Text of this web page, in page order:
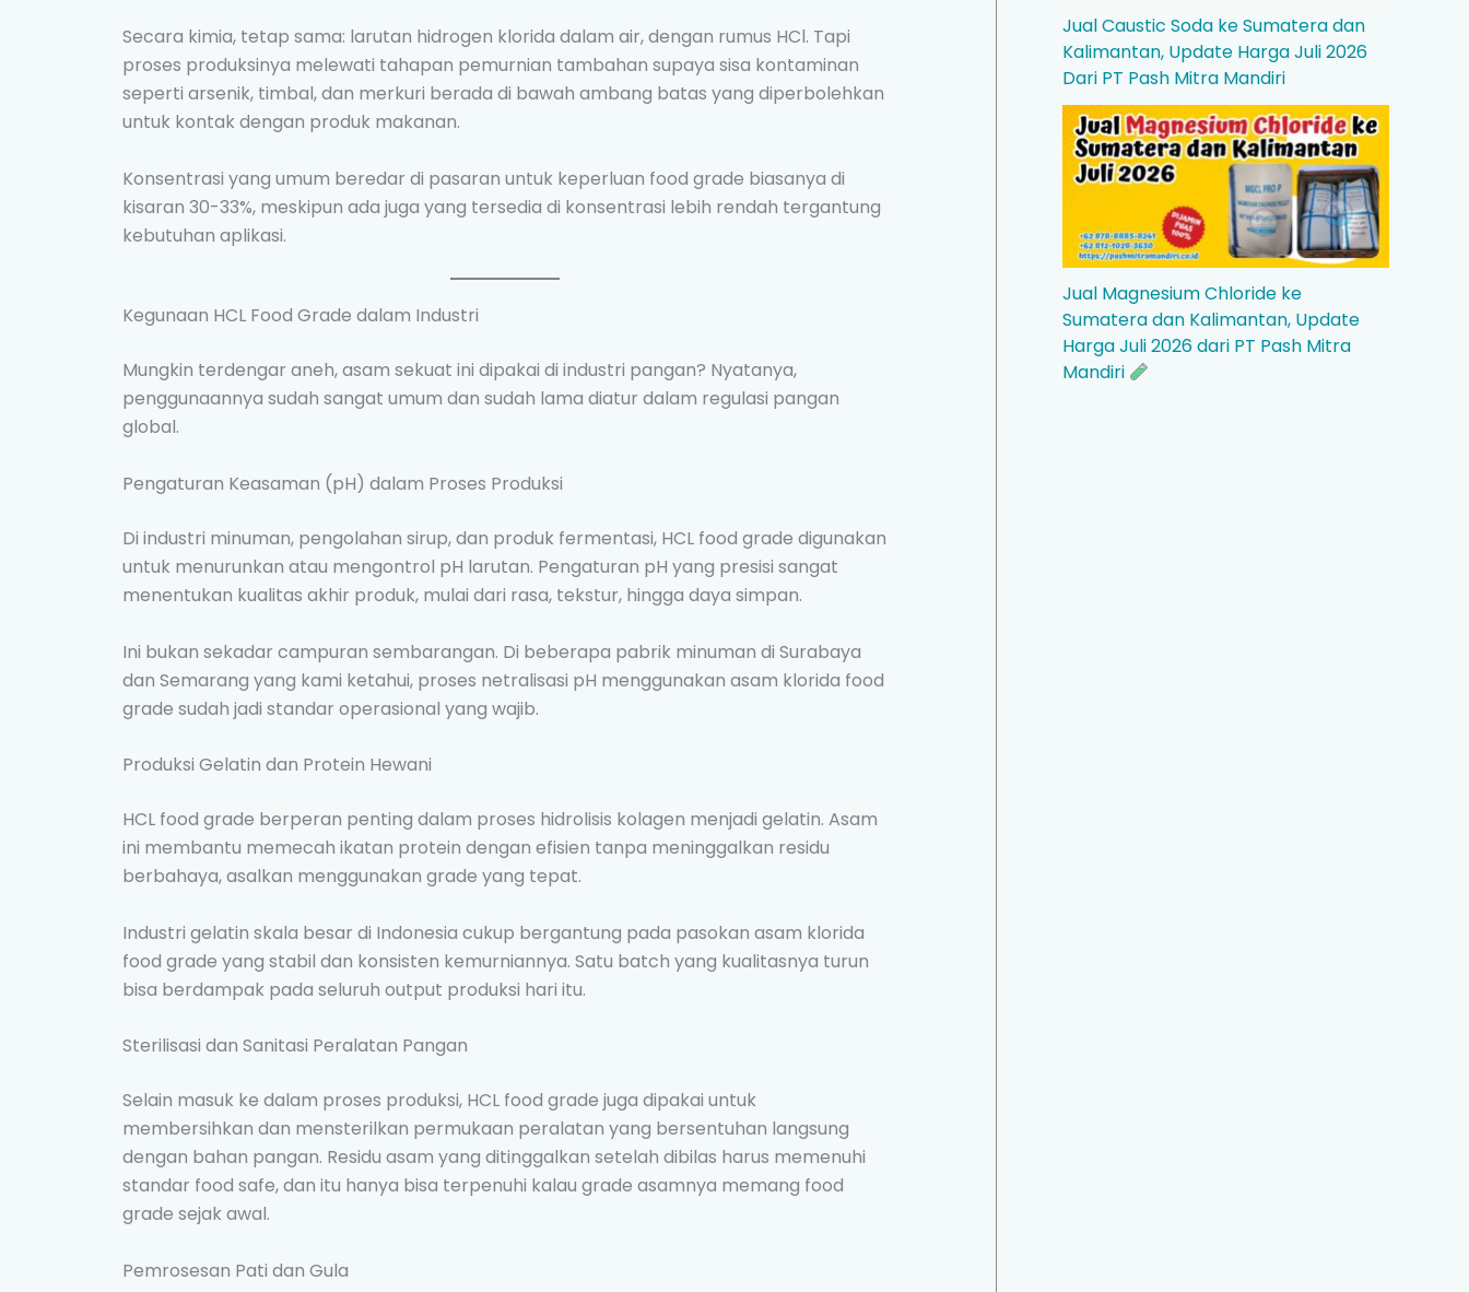
Secara kimia, tetap sama: larutan hidrogen klorida dalam air, dengan rumus HCl. Tapi
proses produksinya melewati tahapan pemurnian tambahan supaya sisa kontaminan
seperti arsenik, timbal, dan merkuri berada di bawah ambang batas yang diperbolehkan
untuk kontak dengan produk makanan.
Konsentrasi yang umum beredar di pasaran untuk keperluan food grade biasanya di
kisaran 30-33%, meskipun ada juga yang tersedia di konsentrasi lebih rendah tergantung
kebutuhan aplikasi.
Kegunaan HCL Food Grade dalam Industri
Mungkin terdengar aneh, asam sekuat ini dipakai di industri pangan? Nyatanya,
penggunaannya sudah sangat umum dan sudah lama diatur dalam regulasi pangan
global.
Pengaturan Keasaman (pH) dalam Proses Produksi
Di industri minuman, pengolahan sirup, dan produk fermentasi, HCL food grade digunakan
untuk menurunkan atau mengontrol pH larutan. Pengaturan pH yang presisi sangat
menentukan kualitas akhir produk, mulai dari rasa, tekstur, hingga daya simpan.
Ini bukan sekadar campuran sembarangan. Di beberapa pabrik minuman di Surabaya
dan Semarang yang kami ketahui, proses netralisasi pH menggunakan asam klorida food
grade sudah jadi standar operasional yang wajib.
Produksi Gelatin dan Protein Hewani
HCL food grade berperan penting dalam proses hidrolisis kolagen menjadi gelatin. Asam
ini membantu memecah ikatan protein dengan efisien tanpa meninggalkan residu
berbahaya, asalkan menggunakan grade yang tepat.
Industri gelatin skala besar di Indonesia cukup bergantung pada pasokan asam klorida
food grade yang stabil dan konsisten kemurniannya. Satu batch yang kualitasnya turun
bisa berdampak pada seluruh output produksi hari itu.
Sterilisasi dan Sanitasi Peralatan Pangan
Selain masuk ke dalam proses produksi, HCL food grade juga dipakai untuk
membersihkan dan mensterilkan permukaan peralatan yang bersentuhan langsung
dengan bahan pangan. Residu asam yang ditinggalkan setelah dibilas harus memenuhi
standar food safe, dan itu hanya bisa terpenuhi kalau grade asamnya memang food
grade sejak awal.
Pemrosesan Pati dan Gula
Jual Caustic Soda ke Sumatera dan
Kalimantan, Update Harga Juli 2026
Dari PT Pash Mitra Mandiri
Jual Magnesium Chloride ke
Sumatera dan Kalimantan, Update
Harga Juli 2026 dari PT Pash Mitra
Mandiri